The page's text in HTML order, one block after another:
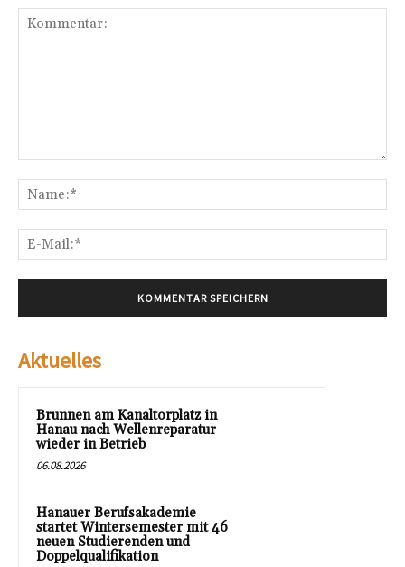
Aktuelles
Brunnen am Kanaltorplatz in
Hanau nach Wellenreparatur
wieder in Betrieb
06.08.2026
Hanauer Berufsakademie
startet Wintersemester mit 46
neuen Studierenden und
Doppelqualifikation